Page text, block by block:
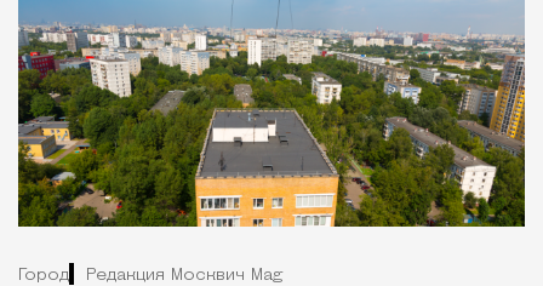
Город Редакция Москвич Mag